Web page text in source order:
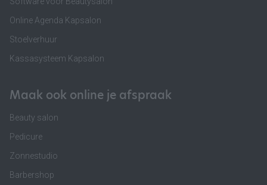
Online Agenda Kapsalon
Stoelverhuur
Kassasysteem Kapsalon
Maak ook online je afspraak
Beauty salon
Pedicure
Zonnestudio
Barbershop